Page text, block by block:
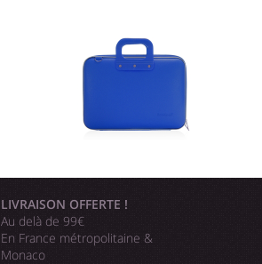
LIVRAISON OFFERTE !
Au delà de 99€
En France métropolitaine &
Monaco